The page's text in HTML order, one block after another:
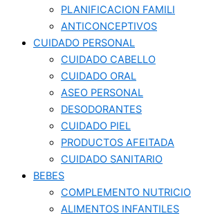
PLANIFICACION FAMILI
ANTICONCEPTIVOS
CUIDADO PERSONAL
CUIDADO CABELLO
CUIDADO ORAL
ASEO PERSONAL
DESODORANTES
CUIDADO PIEL
PRODUCTOS AFEITADA
CUIDADO SANITARIO
BEBES
COMPLEMENTO NUTRICIO
ALIMENTOS INFANTILES